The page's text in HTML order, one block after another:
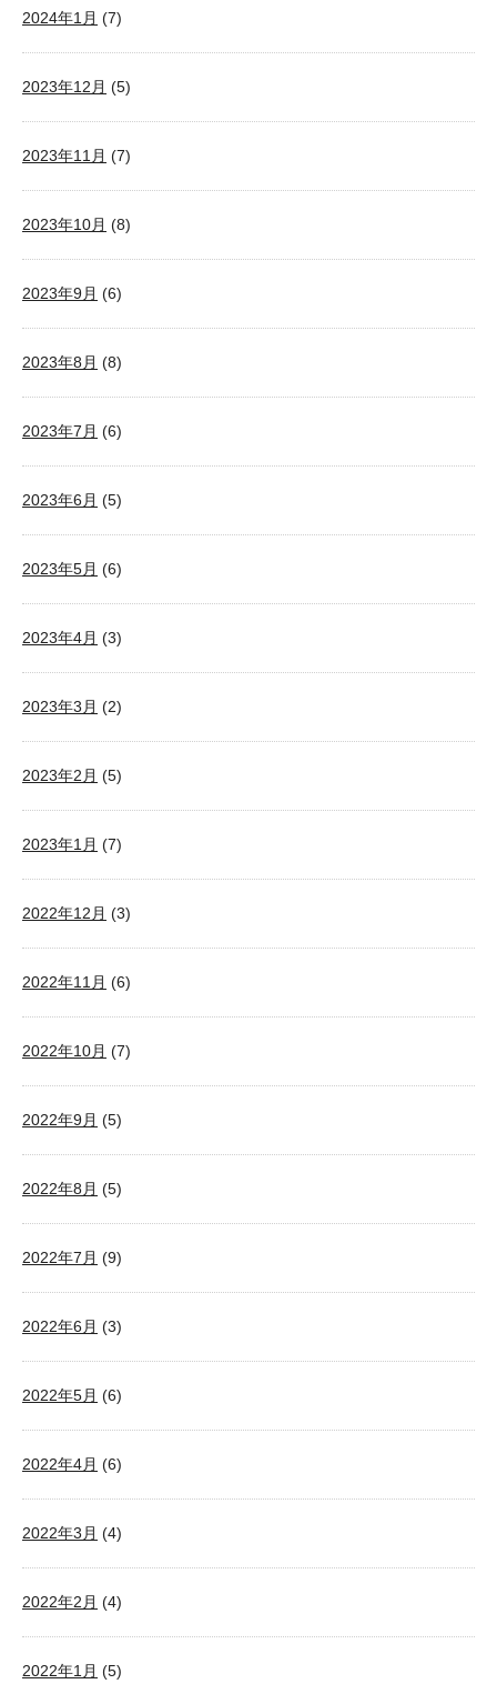
2024年1月 (7)
2023年12月 (5)
2023年11月 (7)
2023年10月 (8)
2023年9月 (6)
2023年8月 (8)
2023年7月 (6)
2023年6月 (5)
2023年5月 (6)
2023年4月 (3)
2023年3月 (2)
2023年2月 (5)
2023年1月 (7)
2022年12月 (3)
2022年11月 (6)
2022年10月 (7)
2022年9月 (5)
2022年8月 (5)
2022年7月 (9)
2022年6月 (3)
2022年5月 (6)
2022年4月 (6)
2022年3月 (4)
2022年2月 (4)
2022年1月 (5)